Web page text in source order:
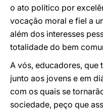
o ato político por
vocação moral e fiel a
além dos interesses
totalidade do bem
A vós, educadores, que
junto aos jovens e em
com os quais se
sociedade, peço que